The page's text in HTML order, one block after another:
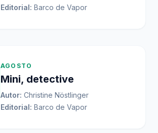
Editorial: Barco de Vapor
AGOSTO
Mini, detective
Autor: Christine Nöstlinger
Editorial: Barco de Vapor